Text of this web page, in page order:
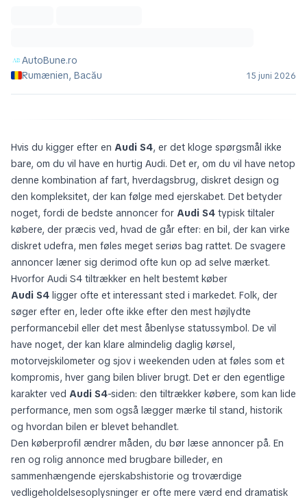
AutoBune.ro
Rumænien, Bacău
15 juni 2026
Hvis du kigger efter en Audi S4, er det kloge spørgsmål ikke
bare, om du vil have en hurtig Audi. Det er, om du vil have netop
denne kombination af fart, hverdagsbrug, diskret design og
den kompleksitet, der kan følge med ejerskabet. Det betyder
noget, fordi de bedste annoncer for Audi S4 typisk tiltaler
købere, der præcis ved, hvad de går efter: en bil, der kan virke
diskret udefra, men føles meget seriøs bag rattet. De svagere
annoncer læner sig derimod ofte kun op ad selve mærket.
Hvorfor Audi S4 tiltrækker en helt bestemt køber
Audi S4 ligger ofte et interessant sted i markedet. Folk, der
søger efter en, leder ofte ikke efter den mest højlydte
performancebil eller det mest åbenlyse statussymbol. De vil
have noget, der kan klare almindelig daglig kørsel,
motorvejskilometer og sjov i weekenden uden at føles som et
kompromis, hver gang bilen bliver brugt. Det er den egentlige
karakter ved Audi S4-siden: den tiltrækker købere, som kan lide
performance, men som også lægger mærke til stand, historik
og hvordan bilen er blevet behandlet.
Den køberprofil ændrer måden, du bør læse annoncer på. En
ren og rolig annonce med brugbare billeder, en
sammenhængende ejerskabshistorie og troværdige
vedligeholdelsesoplysninger er ofte mere værd end dramatisk